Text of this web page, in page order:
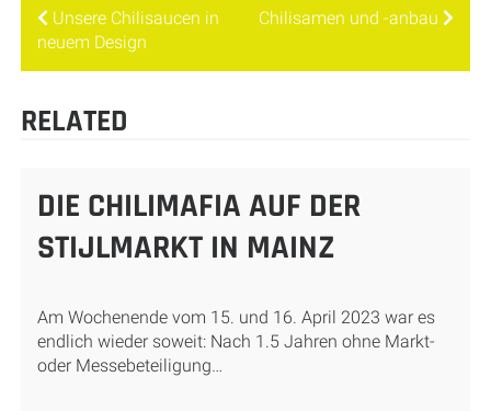
BEITRAGSNAVIGATION
Unsere Chilisaucen in
neuem Design
Chilisamen und -anbau
RELATED
DIE CHILIMAFIA AUF DER
STIJLMARKT IN MAINZ
Am Wochenende vom 15. und 16. April 2023 war es
endlich wieder soweit: Nach 1.5 Jahren ohne Markt-
oder Messebeteiligung…